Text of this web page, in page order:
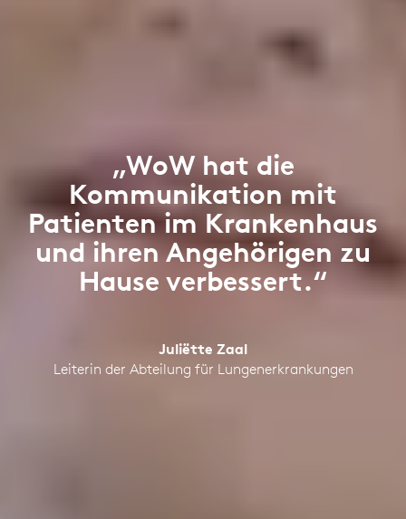
„WoW hat die
Kommunikation mit
Patienten im Krankenhaus
und ihren Angehörigen zu
Hause verbessert.“
Juliëtte Zaal
Leiterin der Abteilung für Lungenerkrankungen